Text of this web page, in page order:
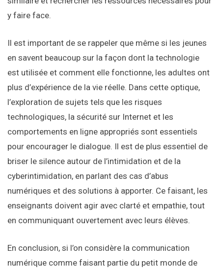
y faire face.
Il est important de se rappeler que même si les jeunes
en savent beaucoup sur la façon dont la technologie
est utilisée et comment elle fonctionne, les adultes ont
plus d’expérience de la vie réelle. Dans cette optique,
l’exploration de sujets tels que les risques
technologiques, la sécurité sur Internet et les
comportements en ligne appropriés sont essentiels
pour encourager le dialogue. Il est de plus essentiel de
briser le silence autour de l’intimidation et de la
cyberintimidation, en parlant des cas d’abus
numériques et des solutions à apporter. Ce faisant, les
enseignants doivent agir avec clarté et empathie, tout
en communiquant ouvertement avec leurs élèves.
En conclusion, si l’on considère la communication
numérique comme faisant partie du petit monde de